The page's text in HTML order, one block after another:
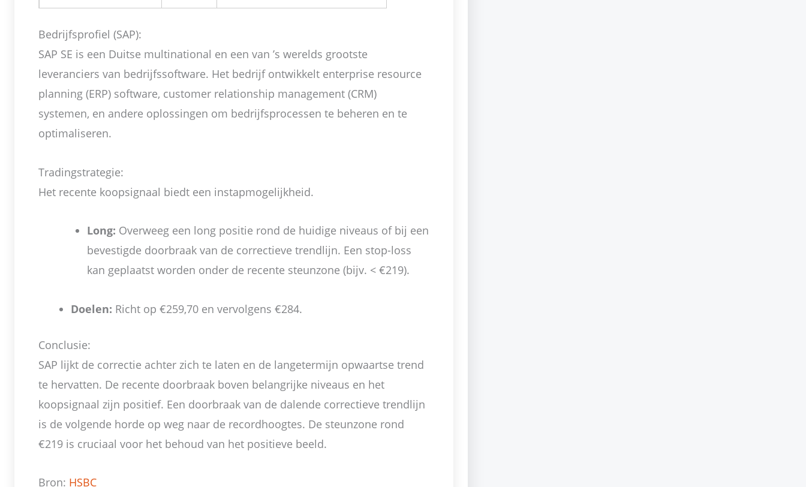
Bedrijfsprofiel (SAP):
SAP SE is een Duitse multinational en een van ’s werelds grootste
leveranciers van bedrijfssoftware. Het bedrijf ontwikkelt enterprise resource
planning (ERP) software, customer relationship management (CRM)
systemen, en andere oplossingen om bedrijfsprocessen te beheren en te
optimaliseren.
Tradingstrategie:
Het recente koopsignaal biedt een instapmogelijkheid.
Long: Overweeg een long positie rond de huidige niveaus of bij een
bevestigde doorbraak van de correctieve trendlijn. Een stop-loss
kan geplaatst worden onder de recente steunzone (bijv. < €219).
Doelen: Richt op €259,70 en vervolgens €284.
Conclusie:
SAP lijkt de correctie achter zich te laten en de langetermijn opwaartse trend
te hervatten. De recente doorbraak boven belangrijke niveaus en het
koopsignaal zijn positief. Een doorbraak van de dalende correctieve trendlijn
is de volgende horde op weg naar de recordhoogtes. De steunzone rond
€219 is cruciaal voor het behoud van het positieve beeld.
Bron: HSBC